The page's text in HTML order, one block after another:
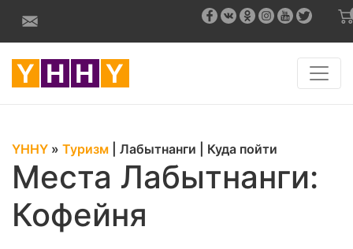
YHHY » Туризм Лабытнанги Куда пойти
Места Лабытнанги:
Кофейня